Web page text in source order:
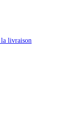
la livraison